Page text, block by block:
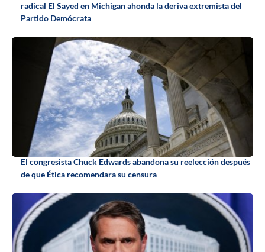
radical El Sayed en Michigan ahonda la deriva extremista del
Partido Demócrata
El congresista Chuck Edwards abandona su reelección después
de que Ética recomendara su censura